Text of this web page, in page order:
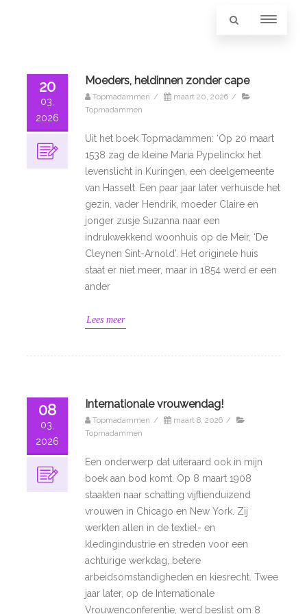
20
03,
2026
Moeders, heldinnen zonder cape
Topmadammen / maart 20, 2026 /
Topmadammen
Uit het boek Topmadammen: ‘Op 20 maart
1538 zag de kleine Maria Pypelinckx het
levenslicht in Kuringen, een deelgemeente
van Hasselt. Een paar jaar later verhuisde het
gezin, vader Hendrik, moeder Claire en
jonger zusje Suzanna naar een
indrukwekkend woonhuis op de Meir, ‘De
Cleynen Sint-Arnold’. Het originele huis
staat er niet meer, maar in 1854 werd er een
ander
Lees meer
08
03,
2026
Internationale vrouwendag!
Topmadammen / maart 8, 2026 /
Topmadammen
Een onderwerp dat uiteraard ook in mijn
boek aan bod komt. Op 8 maart 1908
staakten naar schatting vijftienduizend
vrouwen in Chicago en New York. Zij
werkten allen in de textiel- en
kledingindustrie en streden voor een
achturige werkdag, betere
arbeidsomstandigheden en kiesrecht. Twee
jaar later, op de Internationale
Vrouwenconferentie, werd beslist om 8